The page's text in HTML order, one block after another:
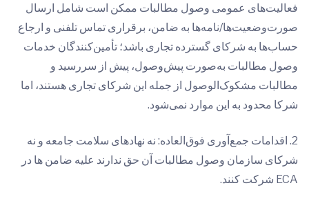
فعالیت‌های عمومی وصول مطالبات ممکن است شامل ارسال
صورت‌وضعیت‌ها/نامه‌ها به ضامن، برقراری تماس تلفنی و ارجاع
حساب‌ها به شرکای گسترده تجاری باشد؛ تأمین‌کنندگان خدمات
وصول مطالبات به‌صورت پیش‌وصول، پیش از سررسید و
مطالبات مشکوک‌الوصول از جمله این شرکای تجاری هستند، اما
شرکا محدود به این موارد نمی‌شود.
2. اقدامات جمع‌آوری فوق‌العاده: نه نهادهای سلامت جامعه و نه
شرکای سازمان وصول مطالبات آن حق ندارند علیه ضامن ها در
ECA شرکت کنند.